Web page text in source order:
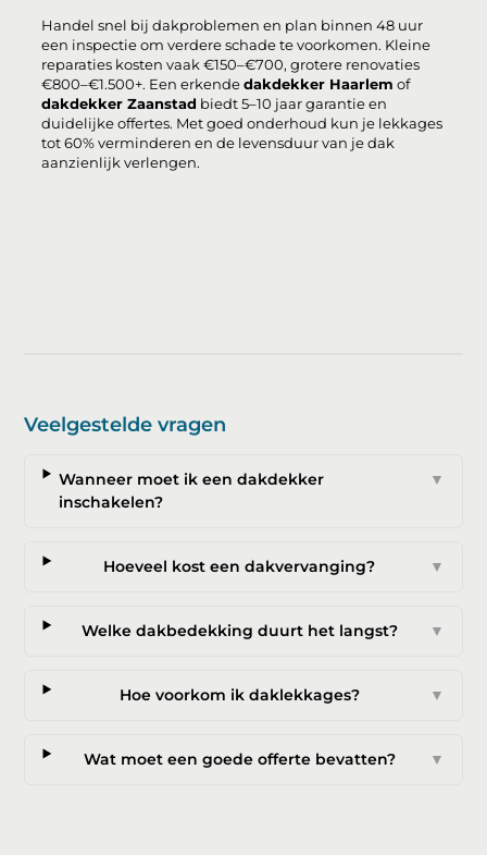
Handel snel bij dakproblemen en plan binnen 48 uur
een inspectie om verdere schade te voorkomen. Kleine
reparaties kosten vaak €150–€700, grotere renovaties
€800–€1.500+. Een erkendedakdekker Haarlem of
dakdekker Zaanstad biedt 5–10 jaar garantie en
duidelijke offertes. Met goed onderhoud kun je lekkages
tot 60% verminderen en de levensduur van je dak
aanzienlijk verlengen.
Veelgestelde vragen
Wanneer moet ik een dakdekker
inschakelen?
▼
Hoeveel kost een dakvervanging? ▼
Welke dakbedekking duurt het langst? ▼
Hoe voorkom ik daklekkages? ▼
Wat moet een goede offerte bevatten? ▼